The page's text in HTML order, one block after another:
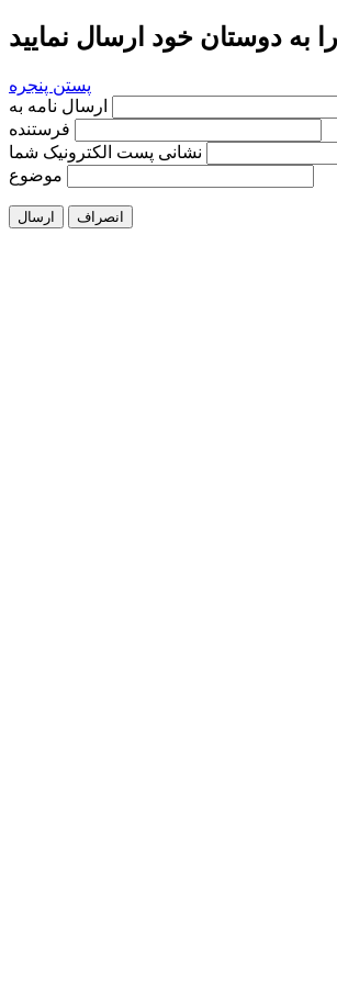
را به دوستان خود ارسال نمایید
پستن پنجره
فرستنده
نشانی پست الکترونیک شما
موضوع
ارسال انصراف